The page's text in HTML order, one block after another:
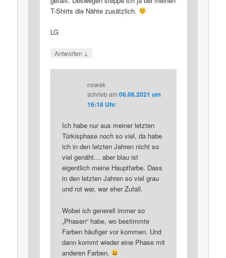
T-Shirts die Nähte zusätzlich.
LG
Antworten ↓
nowak
schriebam 06.06.2021 um
16:18 Uhr:
Ich habe nur aus meiner letzten
Türkisphase noch so viel, da habe
ich in den letzten Jahren nicht so
viel genäht… aber blau ist
eigentlich meine Hauptfarbe. Dass
in den letzten Jahren so viel grau
und rot war, war eher Zufall.
Wobei ich generell immer so
„Phasen“ habe, wo bestimmte
Farben häufiger vor kommen. Und
dann kommt wieder eine Phase mit
anderen Farben.